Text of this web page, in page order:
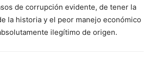
de corrupción evidente, de tener la
la historia y el peor manejo económico
ilegítimo de origen.